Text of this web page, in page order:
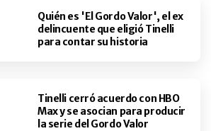
Quién es 'El Gordo Valor', el ex
delincuente que eligió Tinelli
para contar su historia
Tinelli cerró acuerdo con HBO
Max y se asocian para producir
la serie del Gordo Valor